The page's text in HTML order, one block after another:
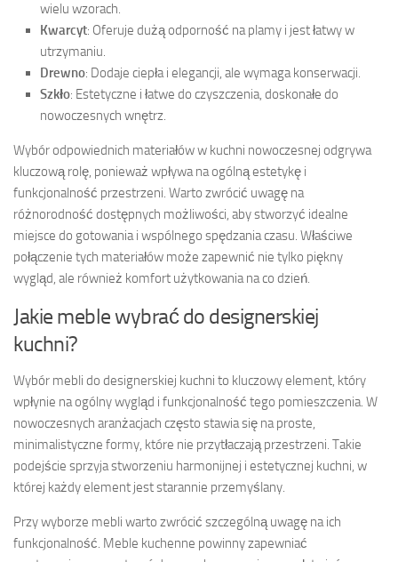
wielu wzorach.
Kwarcyt: Oferuje dużą odporność na plamy i jest łatwy w
utrzymaniu.
Drewno: Dodaje ciepła i elegancji, ale wymaga konserwacji.
Szkło: Estetyczne i łatwe do czyszczenia, doskonałe do
nowoczesnych wnętrz.
Wybór odpowiednich materiałów w kuchni nowoczesnej odgrywa
kluczową rolę, ponieważ wpływa na ogólną estetykę i
funkcjonalność przestrzeni. Warto zwrócić uwagę na
różnorodność dostępnych możliwości, aby stworzyć idealne
miejsce do gotowania i wspólnego spędzania czasu. Właściwe
połączenie tych materiałów może zapewnić nie tylko piękny
wygląd, ale również komfort użytkowania na co dzień.
Jakie meble wybrać do designerskiej
kuchni?
Wybór mebli do designerskiej kuchni to kluczowy element, który
wpłynie na ogólny wygląd i funkcjonalność tego pomieszczenia. W
nowoczesnych aranżacjach często stawia się na proste,
minimalistyczne formy, które nie przytłaczają przestrzeni. Takie
podejście sprzyja stworzeniu harmonijnej i estetycznej kuchni, w
której każdy element jest starannie przemyślany.
Przy wyborze mebli warto zwrócić szczególną uwagę na ich
funkcjonalność. Meble kuchenne powinny zapewniać